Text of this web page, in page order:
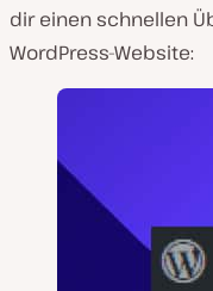
dir einen schnellen
WordPress-Website: